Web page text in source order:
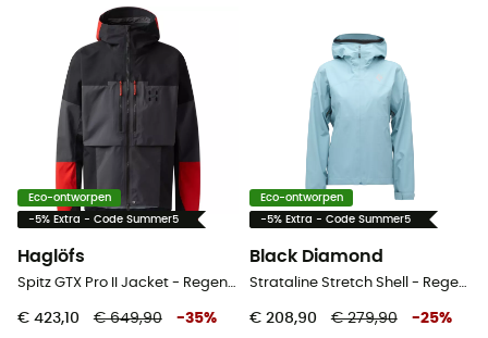
Eco-ontworpen
-5% Extra - Code Summer5
Haglöfs
Spitz GTX Pro II Jacket - Regenjack - Heren
€ 423,10 € 649,90 -35%
Eco-ontworpen
-5% Extra - Code Summer5
Black Diamond
Strataline Stretch Shell - Regenjas - Dames
€ 208,90 € 279,90 -25%